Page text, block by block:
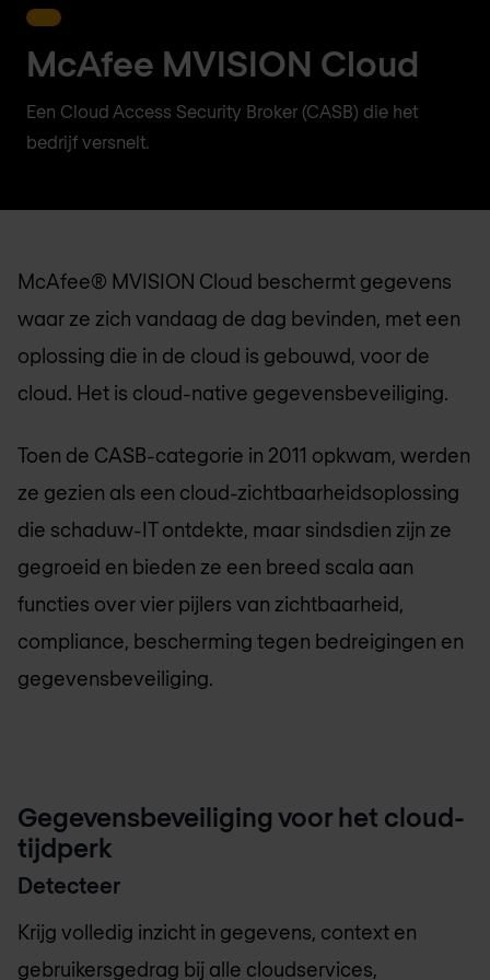
McAfee MVISION Cloud
Een Cloud Access Security Broker (CASB) die het
bedrijf versnelt.
McAfee® MVISION Cloud beschermt gegevens
waar ze zich vandaag de dag bevinden, met een
oplossing die in de cloud is gebouwd, voor de
cloud. Het is cloud-native gegevensbeveiliging.
Toen de CASB-categorie in 2011 opkwam, werden
ze gezien als een cloud-zichtbaarheidsoplossing
die schaduw-IT ontdekte, maar sindsdien zijn ze
gegroeid en bieden ze een breed scala aan
functies over vier pijlers van zichtbaarheid,
compliance, bescherming tegen bedreigingen en
gegevensbeveiliging.
Gegevensbeveiliging voor het cloud-
tijdperk
Detecteer
Krijg volledig inzicht in gegevens, context en
gebruikersgedrag bij alle cloudservices,